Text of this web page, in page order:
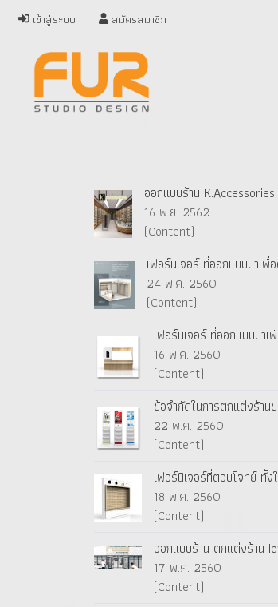
เข้าสู่ระบบ สมัครสมาชิก
ออกแบบร้าน
16 พ.ย. 2562
(Content)
เฟอร์นิเจอร์ ที่ออกแบบมาเพื่
24 พ.ค. 2560
(Content)
เฟอร์นิเจอร์ ที่ออกแบบมา
16 พ.ค. 2560
(Content)
ข้อจำกัดในการตกแต่งร้าน
22 พ.ค. 2560
(Content)
เฟอร์นิเจอร์ที่ตอบโจทย์ ทั้
18 พ.ค. 2560
(Content)
ออกแบบร้าน ตกแต่งร้าน
17 พ.ค. 2560
(Content)